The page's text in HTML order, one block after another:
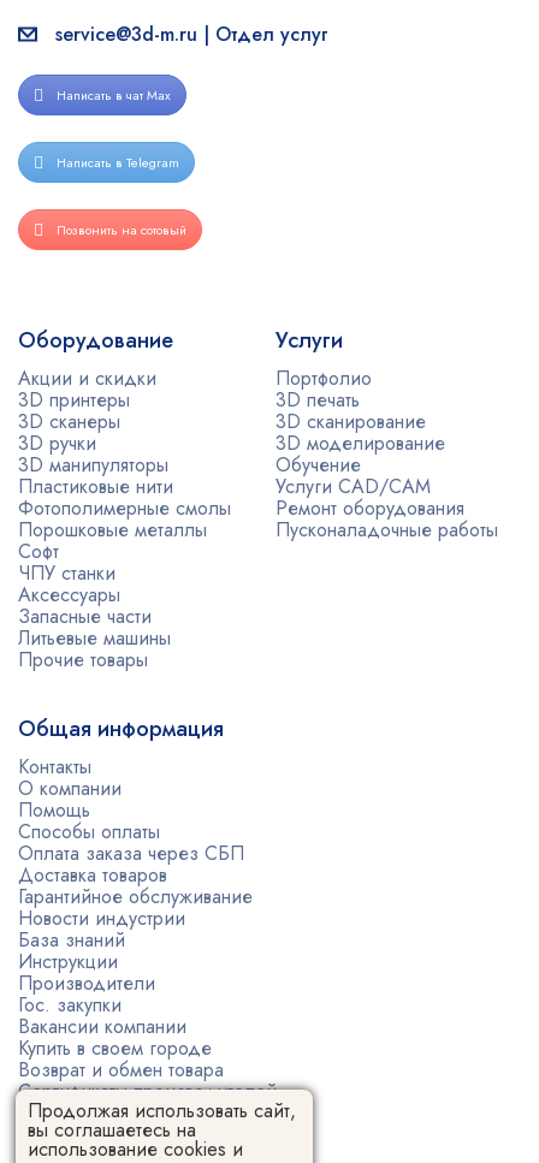
service@3d-m.ru | Отдел услуг
Написать в чат Max
Написать в Telegram
Позвонить на сотовый
Оборудование
Акции и скидки
3D принтеры
3D сканеры
3D ручки
3D манипуляторы
Пластиковые нити
Фотополимерные смолы
Порошковые металлы
Софт
ЧПУ станки
Аксессуары
Запасные части
Литьевые машины
Прочие товары
Услуги
Портфолио
3D печать
3D сканирование
3D моделирование
Обучение
Услуги CAD/CAM
Ремонт оборудования
Пусконаладочные работы
Общая информация
Контакты
О компании
Помощь
Способы оплаты
Оплата заказа через СБП
Доставка товаров
Гарантийное обслуживание
Новости индустрии
База знаний
Инструкции
Производители
Гос. закупки
Вакансии компании
Купить в своем городе
Возврат и обмен товара
Сертификаты производителей
Политика конфиденциальности
Пользовательское соглашение
Продолжая использовать сайт,
вы соглашаетесь на
использование cookies и